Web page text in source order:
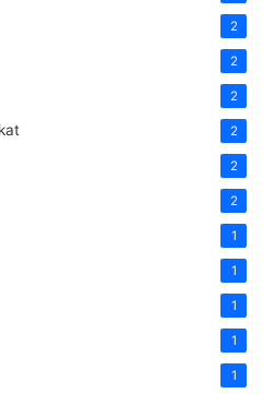
2
2
2
2
2
2
1
1
1
1
1